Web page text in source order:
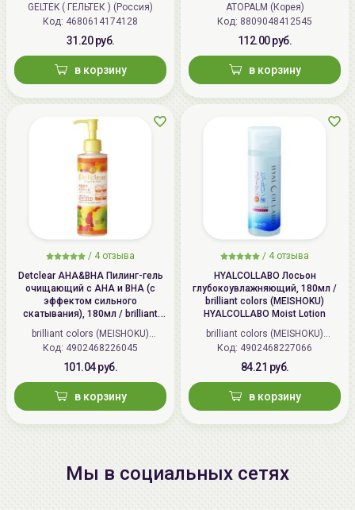
GELTEK ( ГЕЛЬТЕК ) (Россия)
Код: 4680614174128
31.20 руб.
в корзину
ATOPALM (Корея)
Код: 8809048412545
112.00 руб.
в корзину
/ 4 отзыва
Detclear AHA&BHA Пилинг-гель
очищающий с AHA и BHA (с
эффектом сильного
скатывания), 180мл / brilliant
colors (MEISHOKU) Detclear
Bright&Peel AHA&BHA Fruits
Peeling Jelly
brilliant colors (MEISHOKU)
(Япония)
Код: 4902468226045
101.04 руб.
в корзину
/ 4 отзыва
HYALCOLLABO Лосьон
глубокоувлажняющий, 180мл /
brilliant colors (MEISHOKU)
HYALCOLLABO Moist Lotion
brilliant colors (MEISHOKU)
(Япония)
Код: 4902468227066
84.21 руб.
в корзину
Мы в социальных сетях